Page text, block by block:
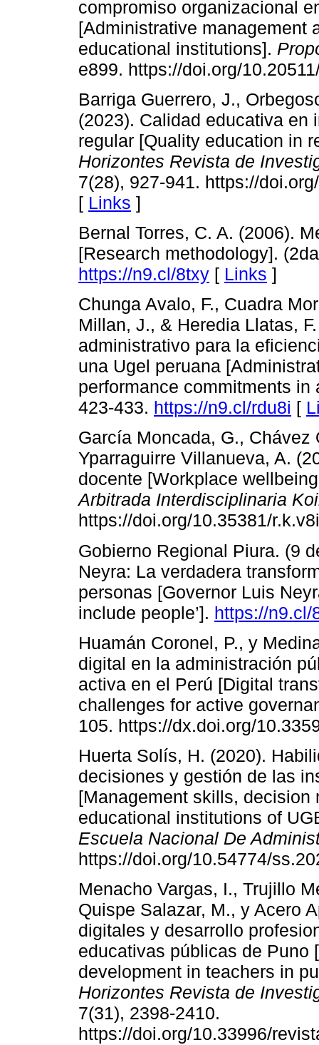
compromiso organizacional
[Administrative management
educational institutions].
e899. https://doi.org/
Barriga Guerrero, J.,
(2023). Calidad educativa en
regular [Quality education in
Horizontes Revista de
7(28), 927-941. https://
[ Links ]
Bernal Torres, C. A. (2006).
[Research methodology].
https://n9.cl/8txy [ Links ]
Chunga Avalo, F., Cuadra
Millan, J., & Heredia Llatas,
administrativo para la
una Ugel peruana
performance commitments
423-433. https://n9.cl/rdu8i [
García Moncada, G.,
Yparraguirre Villanueva, A.
docente [Workplace
Arbitrada Interdisciplinaria
https://doi.org/10.35381/
Gobierno Regional Piura. (9
Neyra: La verdadera
personas [Governor Luis
include people’]. https://n9.cl/
Huamán Coronel, P., y
digital en la administración
activa en el Perú [Digital
challenges for active
105. https://dx.doi.org/
Huerta Solís, H. (2020).
decisiones y gestión de las
[Management skills, decision
educational institutions of
Escuela Nacional De
https://doi.org/10.54774/
Menacho Vargas, I., Trujillo
Quispe Salazar, M., y Acero
digitales y desarrollo
educativas públicas de Puno
development in teachers in
Horizontes Revista de
7(31), 2398-2410.
https://doi.org/10.33996/